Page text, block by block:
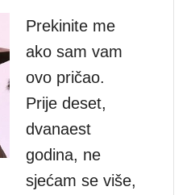
Prekinite me
ako sam vam
ovo pričao.
Prije deset,
dvanaest
godina, ne
sjećam se više,